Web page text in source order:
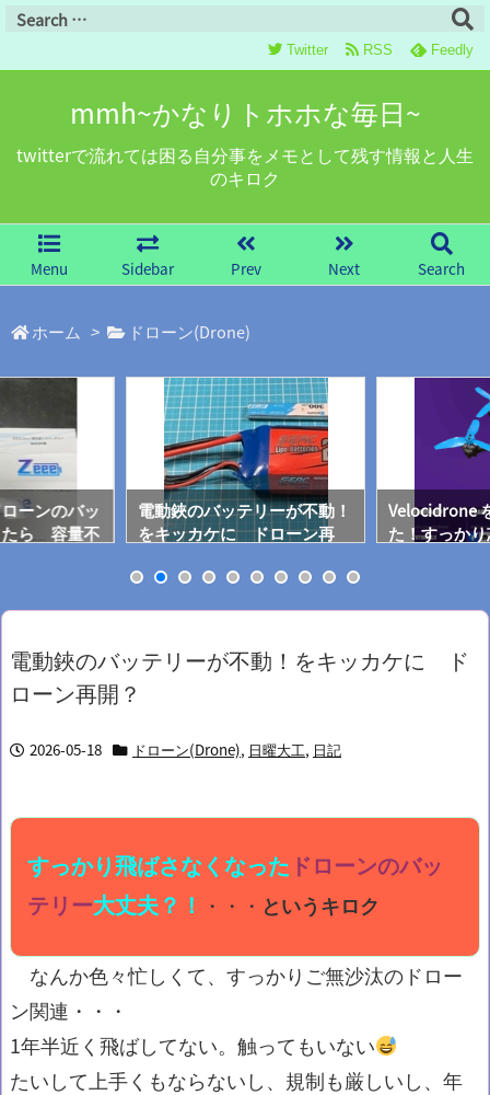
mmh~かなりトホホな毎日~
twitterで流れては困る自分事をメモとして残す情報と人生
のキロク
Menu Sidebar Prev Next Search
Twitter RSS Feedly
ホーム > ドローン(Drone)
ーンのバッ
たら 容量不
電動鋏のバッテリーが不動！
をキッカケに ドローン再
Velocidrone
た！すっか
電動鋏のバッテリーが不動！をキッカケに ド
ローン再開？
2026-05-18 ドローン(Drone), 日曜大工, 日記
すっかり飛ばさなくなった ドローンのバッ
テリー大丈夫？！ ・・・ というキロク
なんか色々忙しくて、すっかりご無沙汰のドロー
ン関連・・・
1年半近く飛ばしてない。触ってもいない
たいして上手くもならないし、規制も厳しいし、年